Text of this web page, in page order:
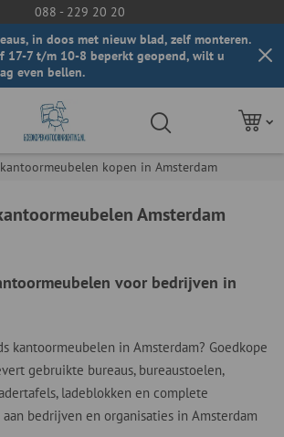
088 - 229 20 20
in doos met nieuw blad, zelf monteren.
17-7 t/m 10-8 beperkt geopend, wilt u
even bellen.
kopen in Amsterdam
Amsterdam
voor bedrijven in
kantoormeubelen in Amsterdam? Goedkope
gebruikte bureaus, bureaustoelen,
ladeblokken en complete
bedrijven en organisaties in Amsterdam